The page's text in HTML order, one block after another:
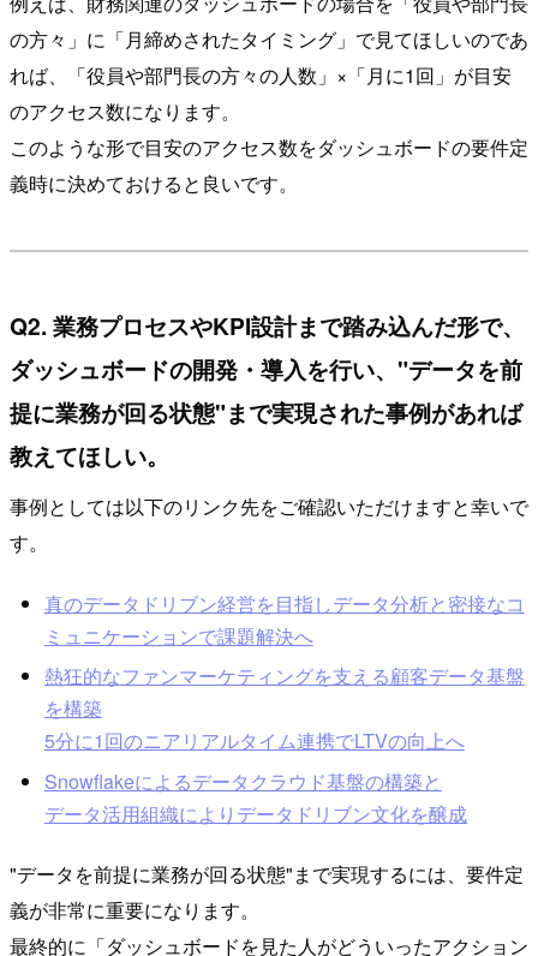
の方々」に「月締めされたタイミング」で見てほしいのであ
れば、「役員や部門長の方々の人数」×「月に1回」が目安
のアクセス数になります。
このような形で目安のアクセス数をダッシュボードの要件定
義時に決めておけると良いです。
Q2. 業務プロセスやKPI設計まで踏み込んだ形で、
ダッシュボードの開発・導入を行い、"データを前
提に業務が回る状態"まで実現された事例があれば
教えてほしい。
事例としては以下のリンク先をご確認いただけますと幸いで
す。
真のデータドリブン経営を目指しデータ分析と密接なコ
ミュニケーションで課題解決へ
熱狂的なファンマーケティングを支える顧客データ基盤
を構築
5分に1回のニアリアルタイム連携でLTVの向上へ
Snowflakeによるデータクラウド基盤の構築と
データ活用組織によりデータドリブン文化を醸成
"データを前提に業務が回る状態"まで実現するには、要件定
義が非常に重要になります。
最終的に「ダッシュボードを見た人がどういったアクション